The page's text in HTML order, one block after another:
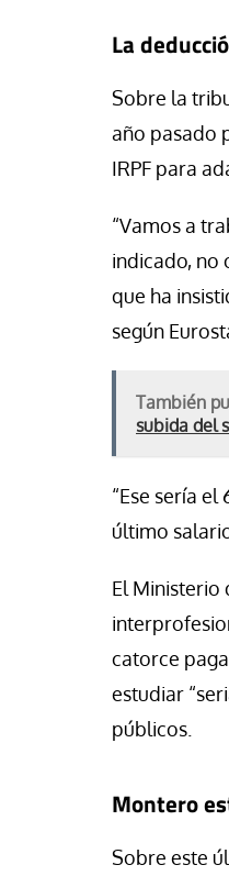
La
Sobre la
año pasado
IRPF para
“Vamos a
indicado, no
que ha
según
También
subida del
“Ese sería
último
El Ministerio
catorce
estudiar
públicos.
Montero
Sobre este